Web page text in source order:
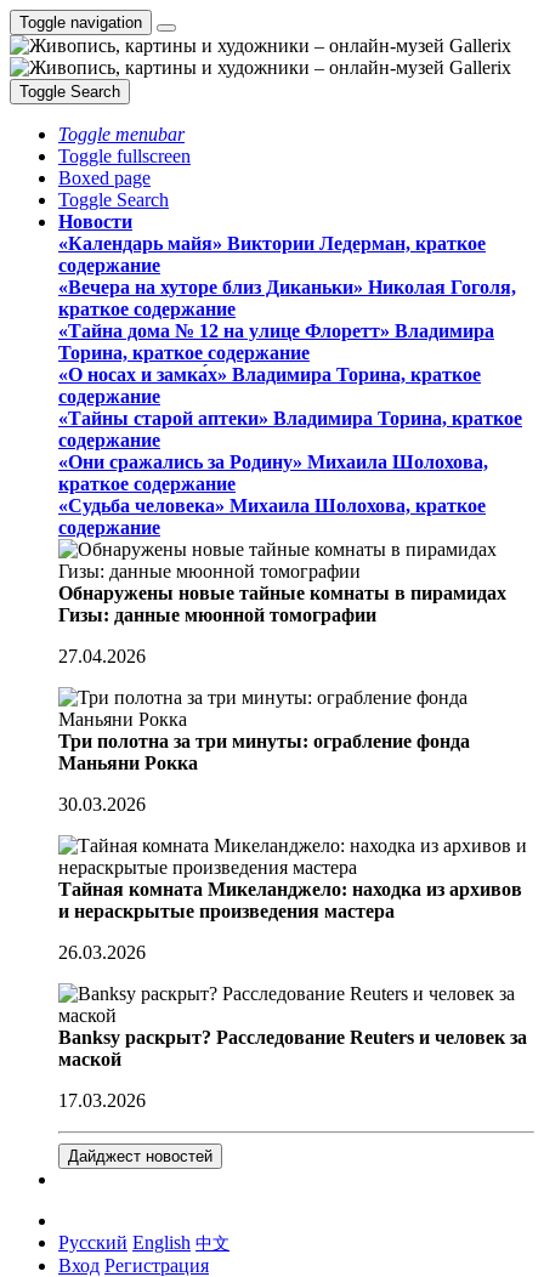
Toggle navigation
Toggle Search
Toggle menubar
Toggle fullscreen
Boxed page
Toggle Search
Новости
«Календарь майя» Виктории Ледерман, краткое
содержание
«Вечера на хуторе близ Диканьки» Николая Гоголя,
краткое содержание
«Тайна дома № 12 на улице Флоретт» Владимира
Торина, краткое содержание
«О носах и замка́х» Владимира Торина, краткое
содержание
«Тайны старой аптеки» Владимира Торина, краткое
содержание
«Они сражались за Родину» Михаила Шолохова,
краткое содержание
«Судьба человека» Михаила Шолохова, краткое
содержание
Обнаружены новые тайные комнаты в пирамидах
Гизы: данные мюонной томографии
27.04.2026
Три полотна за три минуты: ограбление фонда
Маньяни Рокка
30.03.2026
Тайная комната Микеланджело: находка из архивов
и нераскрытые произведения мастера
26.03.2026
Banksy раскрыт? Расследование Reuters и человек за
маской
17.03.2026
Дайджест новостей
Русский English 中文
Вход Регистрация